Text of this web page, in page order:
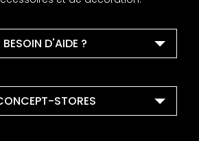
BESOIN D'AIDE ?
STORES